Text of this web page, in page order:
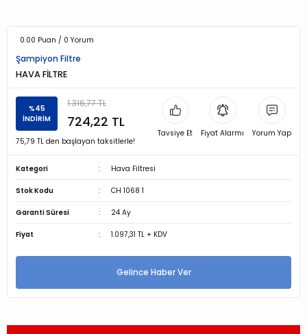
0.00 Puan / 0 Yorum
Şampiyon Filtre
HAVA FİLTRE
%45
İNDİRİM
1.316,77 TL
724,22 TL
75,79 TL den başlayan taksitlerle!
Tavsiye Et Fiyat Alarmı Yorum Yap
Kategori Hava Filtresi
Stok Kodu CH 1068 1
Garanti Süresi 24 Ay
Fiyat 1.097,31 TL + KDV
Gelince Haber Ver